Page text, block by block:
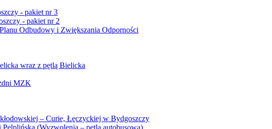
- pakiet nr 3
- pakiet nr 2
Odbudowy i Zwiększania Odporności
wraz z pętlą Bielicka
MZK
– Curie, Łęczyckiej w Bydgoszczy
(Wyzwolenia – pętla autobusowa)